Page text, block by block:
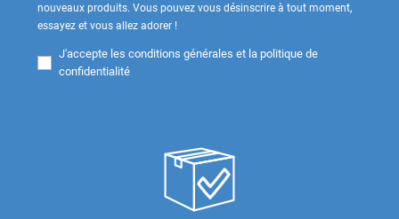
nouveaux produits. Vous pouvez vous désinscrire à tout moment,
essayez et vous allez adorer !
J'accepte les conditions générales et la politique de
confidentialité